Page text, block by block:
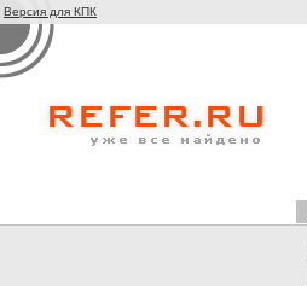
Версия для КПК